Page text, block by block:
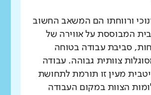
ורווחתו הם המשאב החשוב
המבוססת על אווירה של
סביבת עבודה בטוחה
צוותית גבוהה. עבודה
מעין זו תורמת לתחושת
הצוות במקום העבודה